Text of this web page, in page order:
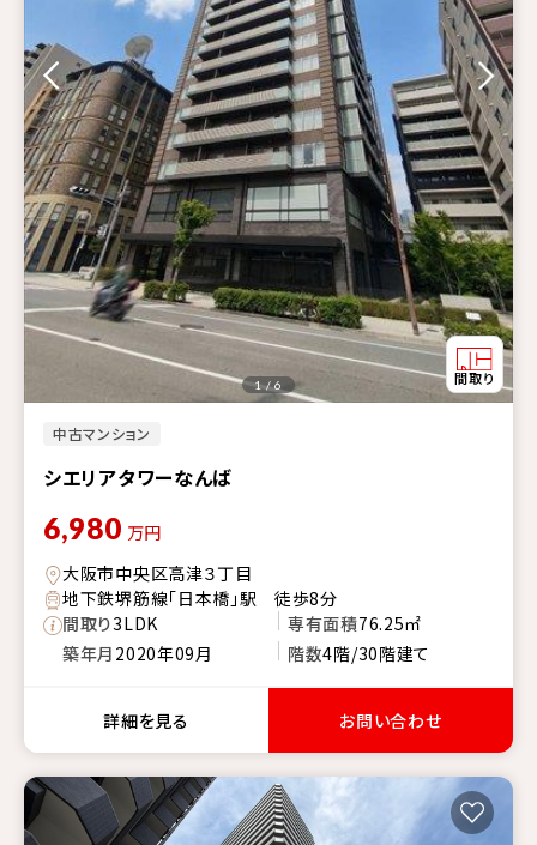
中古マンション
シエリアタワーなんば
1 / 6
6,980 万円
大阪市中央区高津３丁目
地下鉄堺筋線「日本橋」駅 徒歩8分
間取り3LDK 専有面積76.25㎡
築年月 2020年09月 階数4階/30階建て
詳細を見る お問い合わせ